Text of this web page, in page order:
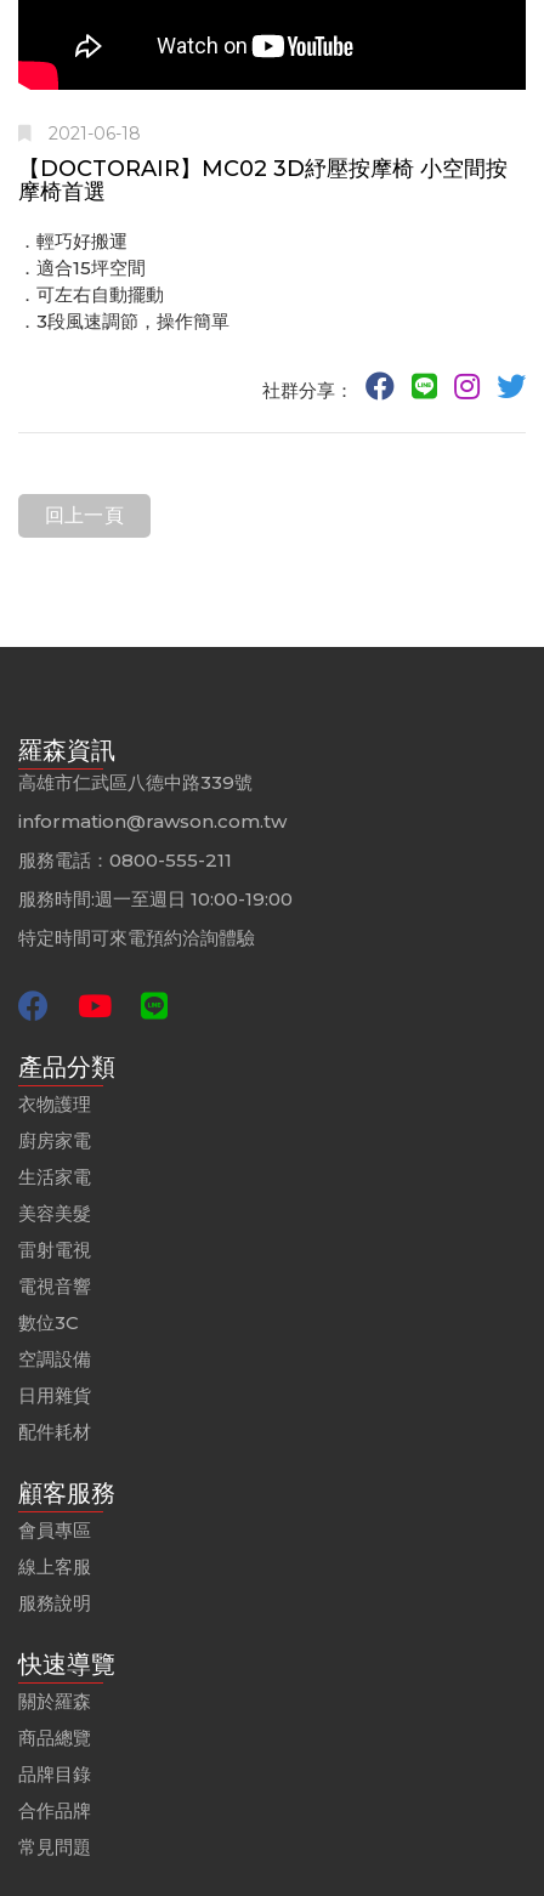
2021-06-18
【DOCTORAIR】MC02 3D紓壓按摩椅 小空間按
摩椅首選
．輕巧好搬運
．適合15坪空間
．可左右自動擺動
．3段風速調節，操作簡單
社群分享：
回上一頁
羅森資訊
高雄市仁武區八德中路339號
information@rawson.com.tw
服務電話：0800-555-211
服務時間:週一至週日 10:00-19:00
特定時間可來電預約洽詢體驗
產品分類
衣物護理
廚房家電
生活家電
美容美髮
雷射電視
電視音響
數位3C
空調設備
日用雜貨
配件耗材
顧客服務
會員專區
線上客服
服務說明
快速導覽
關於羅森
商品總覽
品牌目錄
合作品牌
常見問題